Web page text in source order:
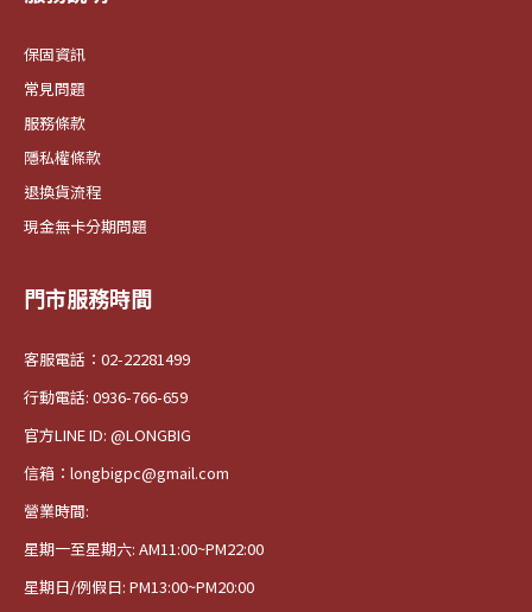
保固資訊
常見問題
服務條款
隱私權條款
退換貨流程
現金無卡分期問題
門市服務時間
客服電話：02-22281499
行動電話: 0936-766-659
官方LINE ID: @LONGBIG
信箱：longbigpc@gmail.com
營業時間:
星期一至星期六: AM11:00~PM22:00
星期日/例假日: PM13:00~PM20:00